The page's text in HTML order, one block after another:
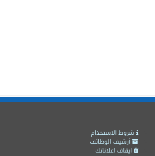
شروط الاستخدام
أرشيف الوظائف
ايقاف اعلاناتك